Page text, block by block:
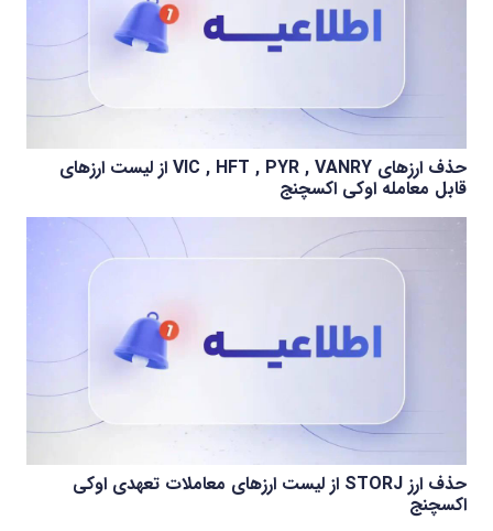
حذف ارزهای VIC , HFT , PYR , VANRY از لیست ارزهای
قابل معامله اوکی اکسچنج
حذف ارز STORJ از لیست ارزهای معاملات تعهدی اوکی
اکسچنج